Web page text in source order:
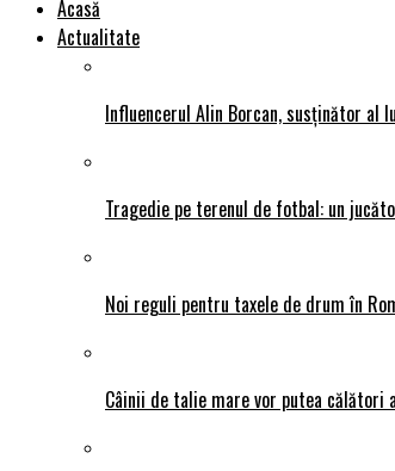
Acasă
Actualitate
Influencerul Alin Borcan, susținător
Tragedie pe terenul de fotbal: un
Noi reguli pentru taxele de drum în
Câinii de talie mare vor putea călători